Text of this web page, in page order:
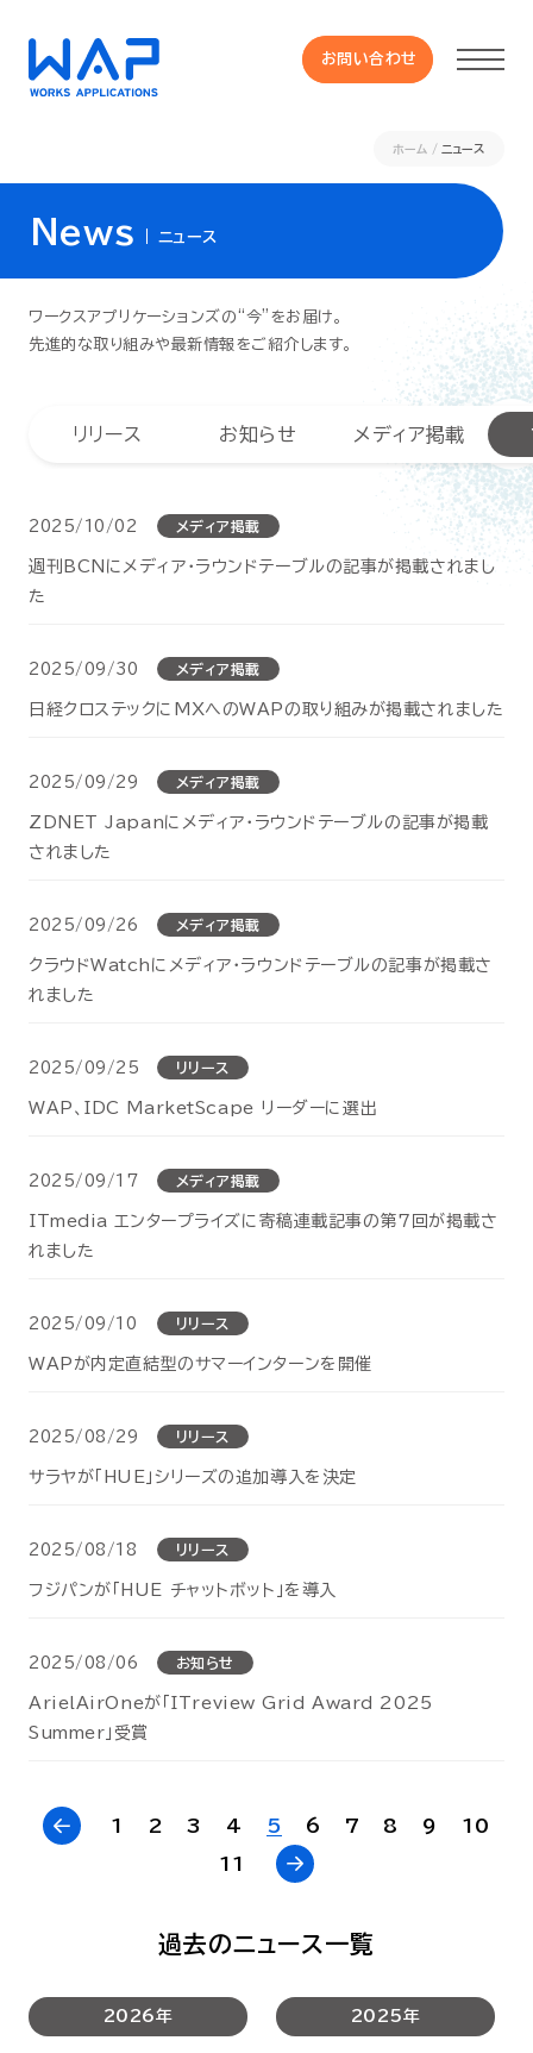
お問い合わせ
サービス
EN
ホーム ニュース
News ニュース
ワークスアプリケーションズの“今”をお届け。
先進的な取り組みや最新情報をご紹介します。
リリース お知らせ メディア掲載
2025/10/02 メディア掲載
週刊BCNにメディア・ラウンドテーブルの記事が掲載されまし
た
2025/09/30 メディア掲載
日経クロステックにMXへのWAPの取り組みが掲載されました
2025/09/29 メディア掲載
ZDNET Japanにメディア・ラウンドテーブルの記事が掲載
されました
2025/09/26 メディア掲載
クラウドWatchにメディア・ラウンドテーブルの記事が掲載さ
れました
2025/09/25 リリース
WAP、IDC MarketScape リーダーに選出
2025/09/17 メディア掲載
ITmedia エンタープライズに寄稿連載記事の第7回が掲載さ
れました
2025/09/10 リリース
WAPが内定直結型のサマーインターンを開催
2025/08/29 リリース
サラヤが「HUE」シリーズの追加導入を決定
2025/08/18 リリース
フジパンが「HUE チャットボット」を導入
2025/08/06 お知らせ
ArielAirOneが「ITreview Grid Award 2025
Summer」受賞
1 2 3 4 5 6 7 8 9
10
11
過去のニュース一覧
2026年 2025年
お問い合わせ